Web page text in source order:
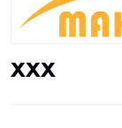
xxx